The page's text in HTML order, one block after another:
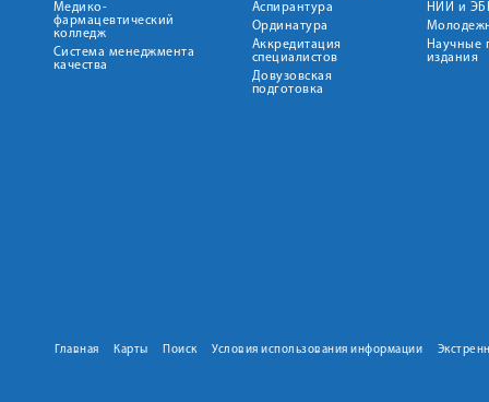
Медико-
фармацевтический
колледж
Система менеджмента
качества
Аспирантура
Ординатура
Аккредитация
специалистов
Довузовская
подготовка
НИИ и
Научные
издания
Главная Карты Поиск Условия использования информации